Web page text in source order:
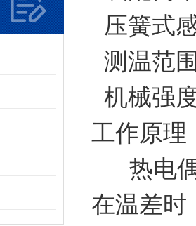
压簧式
测温范
机械强
工作原理
热电偶
在温差时